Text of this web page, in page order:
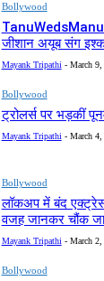
Bollywood
TanuWedsManu3
जीशान अयूब संग
Mayank Tripathi - March 9,
Bollywood
ट्रोलर्स पर भड़कीं
Mayank Tripathi - March 4,
Bollywood
लॉकअप में बंद
वजह जानकर चौंक
Mayank Tripathi - March 2,
Bollywood